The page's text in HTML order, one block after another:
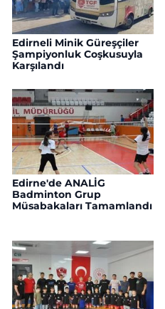
Edirneli Minik Güreşçiler
Şampiyonluk Coşkusuyla
Karşılandı
Edirne'de ANALİG
Badminton Grup
Müsabakaları Tamamlandı